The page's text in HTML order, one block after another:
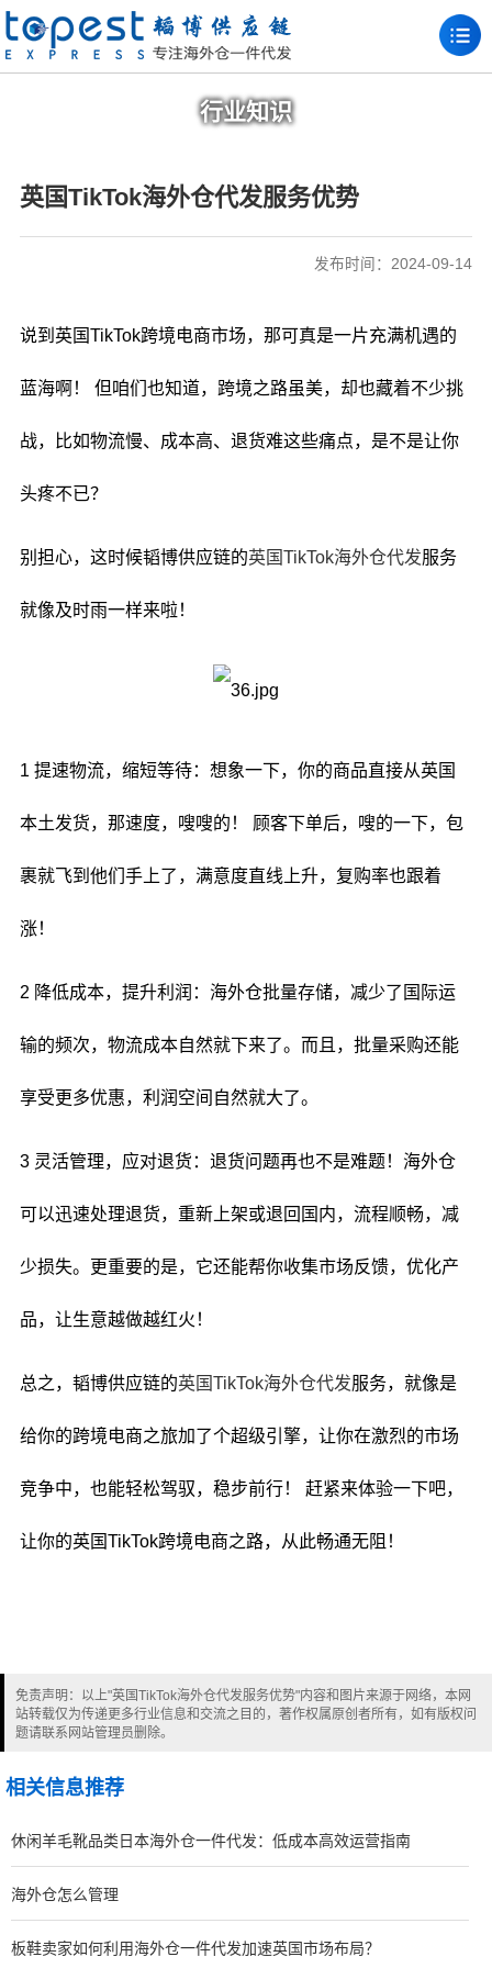
行业知识
英国TikTok海外仓代发服务优势
发布时间：2024-09-14
说到英国TikTok跨境电商市场，那可真是一片充满机遇的
蓝海啊！ 但咱们也知道，跨境之路虽美，却也藏着不少挑
战，比如物流慢、成本高、退货难这些痛点，是不是让你
头疼不已？
别担心，这时候韬博供应链的英国TikTok海外仓代发服务
就像及时雨一样来啦！
1 提速物流，缩短等待：想象一下，你的商品直接从英国
本土发货，那速度，嗖嗖的！ 顾客下单后，嗖的一下，包
裹就飞到他们手上了，满意度直线上升，复购率也跟着
涨！
2 降低成本，提升利润：海外仓批量存储，减少了国际运
输的频次，物流成本自然就下来了。而且，批量采购还能
享受更多优惠，利润空间自然就大了。
3 灵活管理，应对退货：退货问题再也不是难题！海外仓
可以迅速处理退货，重新上架或退回国内，流程顺畅，减
少损失。更重要的是，它还能帮你收集市场反馈，优化产
品，让生意越做越红火！
总之，韬博供应链的英国TikTok海外仓代发服务，就像是
给你的跨境电商之旅加了个超级引擎，让你在激烈的市场
竞争中，也能轻松驾驭，稳步前行！ 赶紧来体验一下吧，
让你的英国TikTok跨境电商之路，从此畅通无阻！
免责声明：以上"英国TikTok海外仓代发服务优势"内容和图片来源于网络，本网
站转载仅为传递更多行业信息和交流之目的，著作权属原创者所有，如有版权问
题请联系网站管理员删除。
相关信息推荐
休闲羊毛靴品类日本海外仓一件代发：低成本高效运营指南
海外仓怎么管理
板鞋卖家如何利用海外仓一件代发加速英国市场布局？